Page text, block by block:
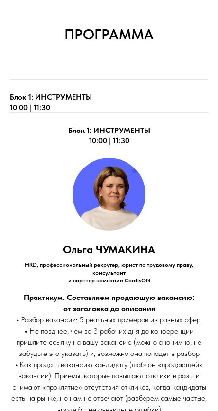
ПРОГРАММА
Блок 1: ИНСТРУМЕНТЫ
10:00 | 11:30
Блок 1: ИНСТРУМЕНТЫ
10:00 | 11:30
Ольга ЧУМАКИНА
HRD, профессиональный рекрутер, юрист по трудовому праву,
консультант
и партнер компании CordisON
Практикум. Составляем продающую вакансию:
от заголовка до описания
• Разбор вакансий: 5 реальных примеров из разных сфер.
• Не позднее, чем за 3 рабочих дня до конференции
пришлите ссылку на вашу вакансию (можно анонимно, не
забудьте это указать) и, возможно она попадет в разбор
• Как продать вакансию кандидату (шаблон «продающей»
вакансии). Приемы, которые повышают отклики в разы и
снимают «проклятие» отсутствия откликов, когда кандидаты
есть на рынке, но нам не отвечают (разберем самые частые,